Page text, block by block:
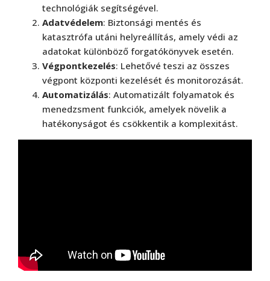
technológiák segítségével.
Adatvédelem: Biztonsági mentés és
katasztrófa utáni helyreállítás, amely védi az
adatokat különböző forgatókönyvek esetén.
Végpontkezelés: Lehetővé teszi az összes
végpont központi kezelését és monitorozását.
Automatizálás: Automatizált folyamatok és
menedzsment funkciók, amelyek növelik a
hatékonyságot és csökkentik a komplexitást​.